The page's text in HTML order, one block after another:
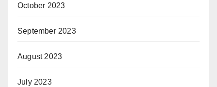
October 2023
September 2023
August 2023
July 2023